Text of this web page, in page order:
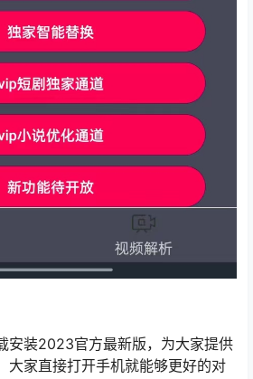
装2023官方最新版，为大家提供
大家直接打开手机就能够更好的对